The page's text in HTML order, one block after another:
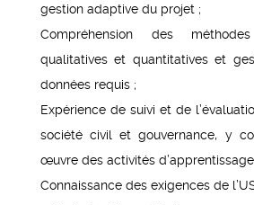
gestion adaptive du projet ;
Compréhension des
qualitatives et quantitatives et
données requis ;
Expérience de suivi et de
société civil et gouvernance, y
œuvre des activités
Connaissance des exigences de